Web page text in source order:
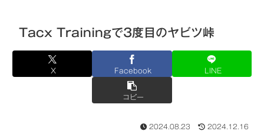
Tacx Trainingで3度目のヤビツ峠
X Facebook LINE
コピー
2024.08.23 2024.12.16